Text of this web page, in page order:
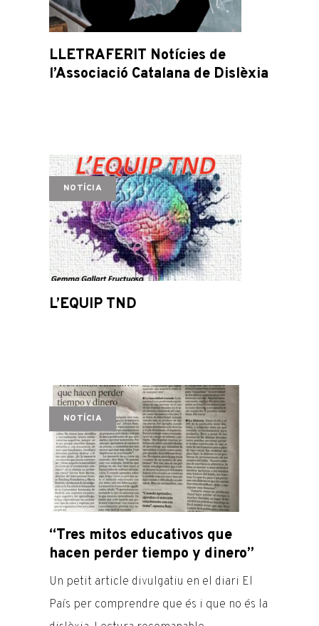
LLETRAFERIT Notícies de
l’Associació Catalana de Dislèxia
NOTÍCIA
L’EQUIP TND
NOTÍCIA
“Tres mitos educativos que
hacen perder tiempo y dinero”
Un petit article divulgatiu en el diari El
País per comprendre que és i que no és la